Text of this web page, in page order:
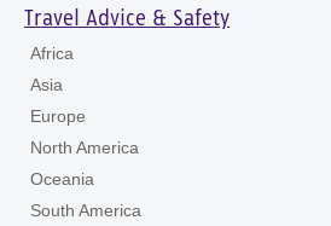
Travel Advice & Safety
Africa
Asia
Europe
North America
Oceania
South America